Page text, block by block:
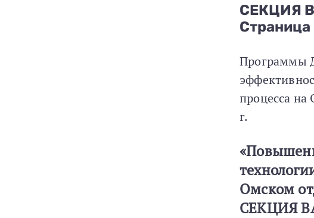
СЕКЦИЯ
Страница
Программы
процесса
г.
Омском
СЕКЦИЯ